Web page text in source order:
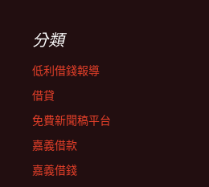
分類
低利借錢報導
借貸
免費新聞稿平台
嘉義借款
嘉義借錢